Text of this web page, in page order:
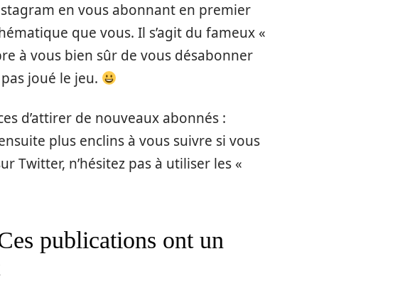
en vous abonnant en premier
que vous. Il s’agit du fameux «
à vous bien sûr de vous désabonner
joué le jeu.
d’attirer de nouveaux abonnés :
plus enclins à vous suivre si vous
Twitter, n’hésitez pas à utiliser les «
publications ont un